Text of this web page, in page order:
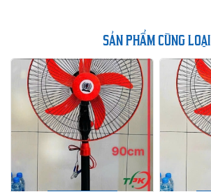
SẢN PHẨM CÙNG LOẠI